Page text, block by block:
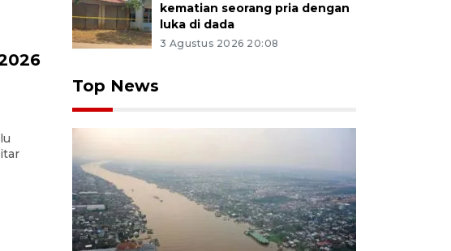
kematian seorang pria dengan
luka di dada
3 Agustus 2026 20:08
Top News